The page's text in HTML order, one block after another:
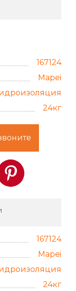
167124
Mapei
24кг
167124
Mapei
24кг